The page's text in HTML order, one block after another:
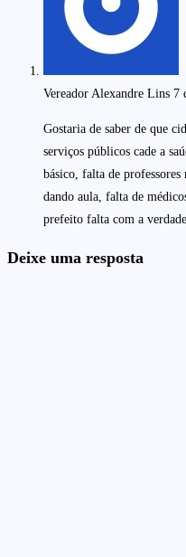
Vereador Alexandre Lins 7
Gostaria de saber de que
serviços públicos cade a
básico, falta de professores
dando aula, falta de
prefeito falta com a verdade
Deixe uma resposta